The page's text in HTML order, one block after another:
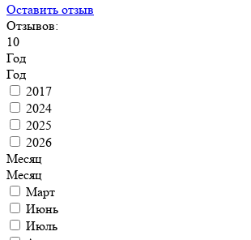
Оставить отзыв
Отзывов:
10
Год
Год
2017
2024
2025
2026
Месяц
Месяц
Март
Июнь
Июль